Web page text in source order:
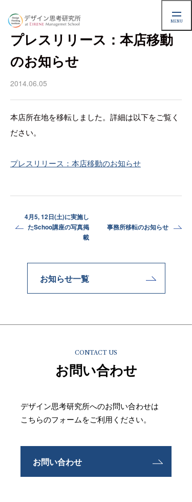
MENU
NEWS
プレスリリース：本店移動
のお知らせ
2014.06.05
本店所在地を移転しました。詳細は以下をご覧く
ださい。
プレスリリース：本店移動のお知らせ
4月5, 12日(土)に実施し
たSchoo講座の写真掲
載
事務所移転のお知らせ
お知らせ一覧
CONTACT US
お問い合わせ
デザイン思考研究所へのお問い合わせは
こちらのフォームをご利用ください。
お問い合わせ